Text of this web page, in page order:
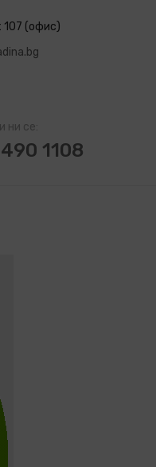
107 (офис)
ни се:
1108